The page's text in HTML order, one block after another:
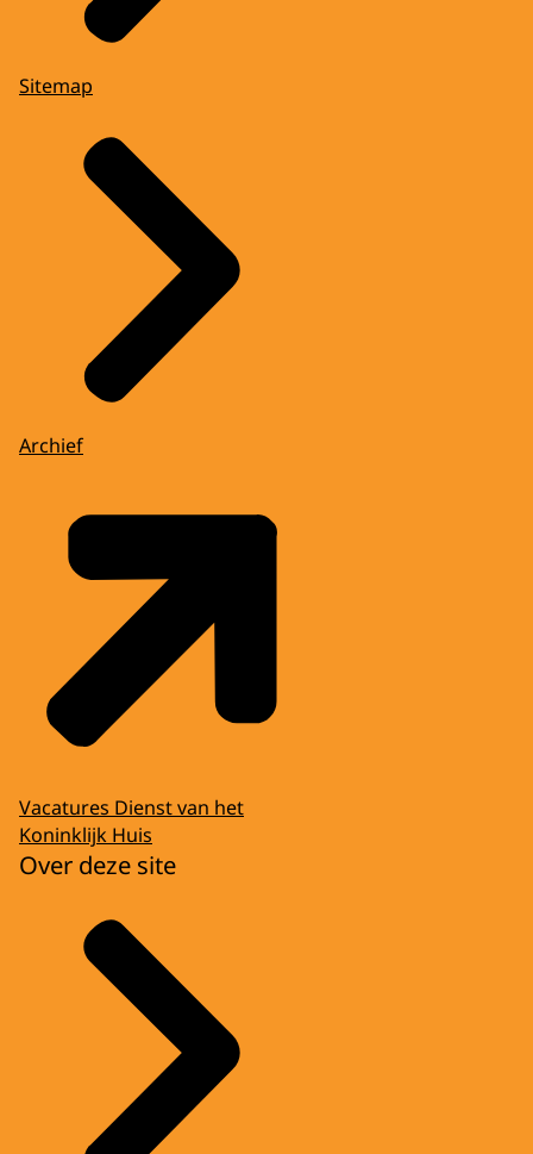
Sitemap
Archief
Vacatures Dienst van het
Koninklijk Huis
Over deze site